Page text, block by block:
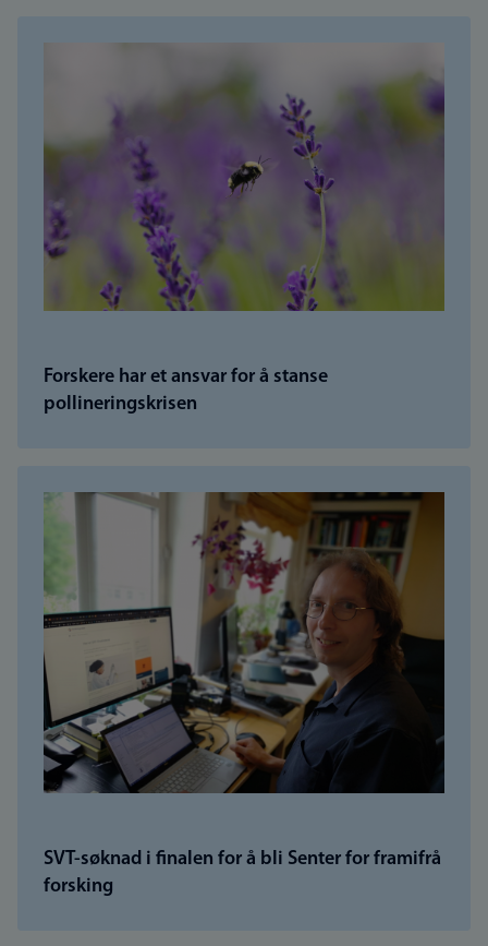
Forskere har et ansvar for å stanse
pollineringskrisen
SVT-søknad i finalen for å bli Senter for framifrå
forsking